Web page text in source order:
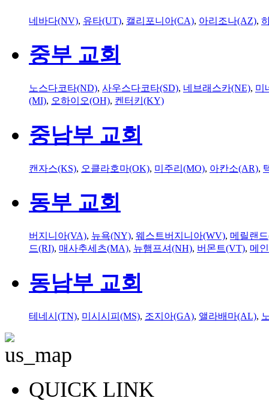
네바다(NV), 유타(UT), 캘리포니아(CA), 아리조나(AZ),
중부 교회
노스다코타(ND), 사우스다코타(SD), 네브래스카(NE), 미
(MI), 오하이오(OH), 켄터키(KY)
중남부 교회
캔자스(KS), 오클라호마(OK), 미주리(MO), 아칸소(AR),
동부 교회
버지니아(VA), 뉴욕(NY), 웨스트버지니아(WV), 메릴랜
드(RI), 매사추세츠(MA), 뉴햄프셔(NH), 버몬트(VT), 메
동남부 교회
테네시(TN), 미시시피(MS), 조지아(GA), 앨라배마(AL),
QUICK LINK